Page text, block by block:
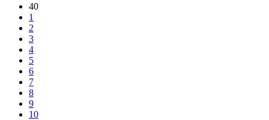
40
1
2
3
4
5
6
7
8
9
10